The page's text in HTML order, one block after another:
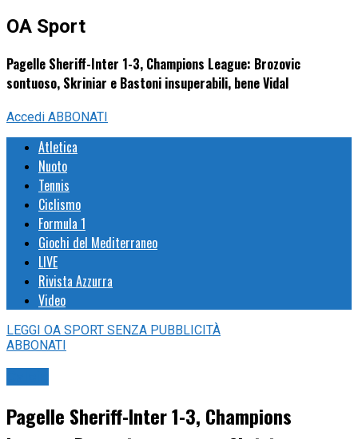
OA Sport
Pagelle Sheriff-Inter 1-3, Champions League: Brozovic
sontuoso, Skriniar e Bastoni insuperabili, bene Vidal
Accedi ABBONATI
Atletica
Nuoto
Tennis
Ciclismo
Formula 1
Giochi del Mediterraneo
LIVE
Rivista Azzurra
Video
LEGGI OA SPORT SENZA PUBBLICITÀ
ABBONATI
Pagelle Sheriff-Inter 1-3, Champions